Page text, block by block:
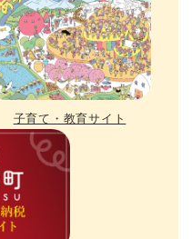
子育て・教育サイト